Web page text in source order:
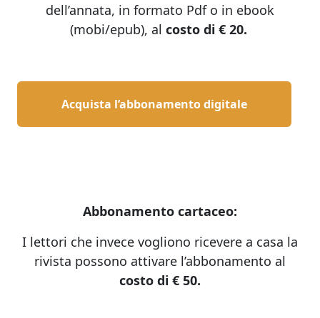
dell’annata, in formato Pdf o in ebook
(mobi/epub), al costo di € 20.
Acquista l’abbonamento digitale
Abbonamento cartaceo:
I lettori che invece vogliono ricevere a casa la
rivista possono attivare l’abbonamento al
costo di € 50.